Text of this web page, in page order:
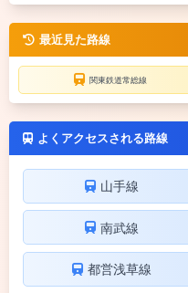
最近見た路線
関東鉄道常総線
よくアクセスされる路線
山手線
南武線
都営浅草線